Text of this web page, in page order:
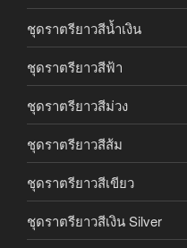
ชุดราตรียาวสีน้ำเงิน
ชุดราตรียาวสีฟ้า
ชุดราตรียาวสีม่วง
ชุดราตรียาวสีส้ม
ชุดราตรียาวสีเขียว
ชุดราตรียาวสีเงิน Silver